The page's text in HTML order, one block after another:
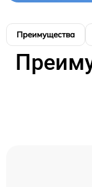
Преимущества